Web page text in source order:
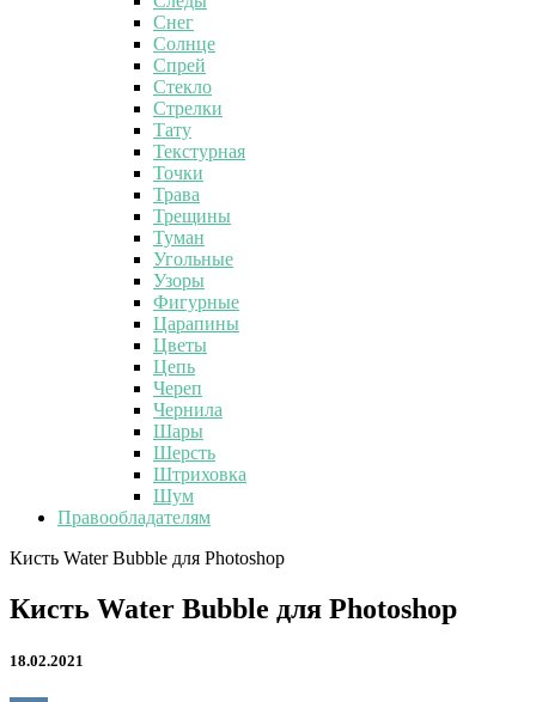
Снег
Солнце
Спрей
Стекло
Стрелки
Тату
Текстурная
Точки
Трава
Трещины
Туман
Угольные
Узоры
Фигурные
Царапины
Цветы
Цепь
Череп
Чернила
Шары
Шерсть
Штриховка
Шум
Правообладателям
Кисть Water Bubble для Photoshop
Кисть Water Bubble для Photoshop
18.02.2021